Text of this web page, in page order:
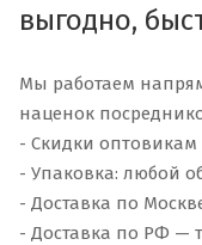
выгодно,
Мы работаем
наценок
- Скидки оптовикам
- Упаковка: любой
- Доставка по
- Доставка по РФ —